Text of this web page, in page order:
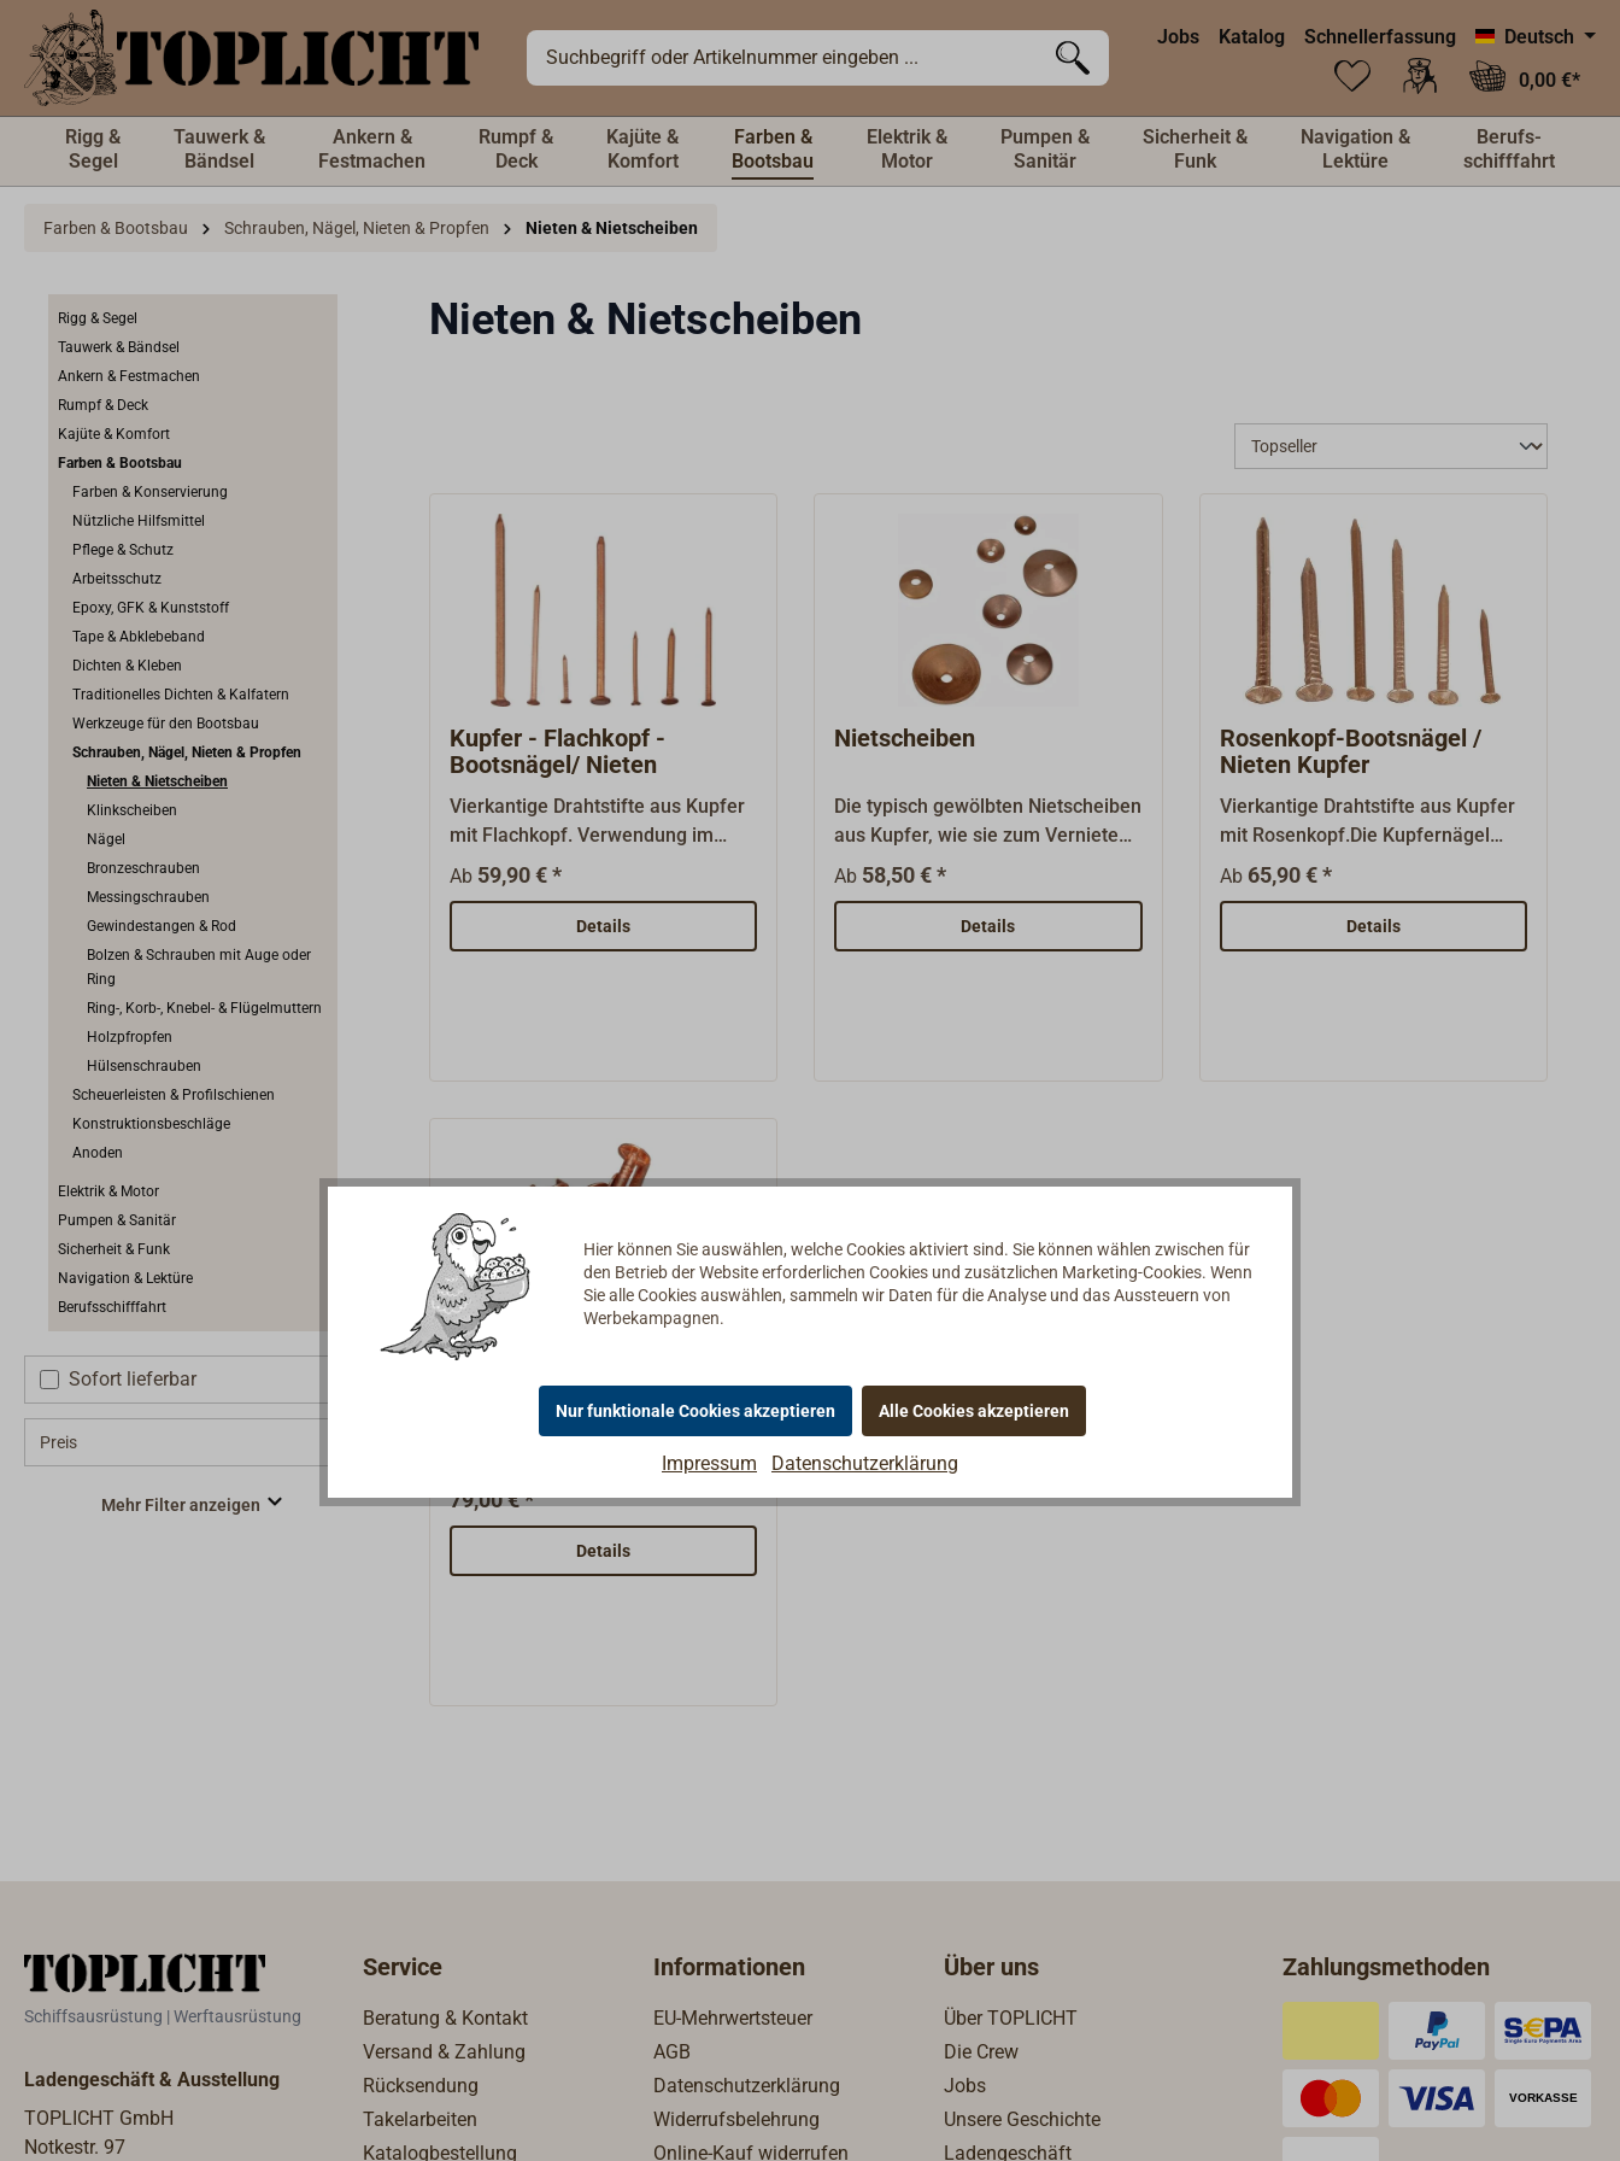
springen Jobs Katalog Schnellerfassung
Deutsch
0,00 €*
Rigg &
Segel
Tauwerk &
Bändsel
Ankern &
Festmachen
Rumpf &
Deck
Kajüte &
Komfort
Farben &
Bootsbau
Elektrik &
Motor
Pumpen &
Sanitär
Sicherheit &
Funk
Navigation &
Lektüre
Berufs-
schifffahrt
Farben & Bootsbau Schrauben, Nägel, Nieten & Propfen Nieten & Nietscheiben
Rigg & Segel
Tauwerk & Bändsel
Ankern & Festmachen
Rumpf & Deck
Kajüte & Komfort
Farben & Bootsbau
Farben & Konservierung
Nützliche Hilfsmittel
Pflege & Schutz
Arbeitsschutz
Epoxy, GFK & Kunststoff
Tape & Abklebeband
Dichten & Kleben
Traditionelles Dichten & Kalfatern
Werkzeuge für den Bootsbau
Schrauben, Nägel, Nieten & Propfen
Nieten & Nietscheiben
Klinkscheiben
Nägel
Bronzeschrauben
Messingschrauben
Gewindestangen & Rod
Bolzen & Schrauben mit Auge oder
Ring
Ring-, Korb-, Knebel- & Flügelmuttern
Holzpfropfen
Hülsenschrauben
Scheuerleisten & Profilschienen
Konstruktionsbeschläge
Anoden
Elektrik & Motor
Pumpen & Sanitär
Sicherheit & Funk
Navigation & Lektüre
Berufsschifffahrt
Sofort lieferbar
Preis
Mehr Filter anzeigen
Nieten & Nietscheiben
Kupfer - Flachkopf -
Bootsnägel/ Nieten
Vierkantige Drahtstifte aus Kupfer
mit Flachkopf. Verwendung im
Holzbootsbau als Nägel oder auch
als Kupfernieten (in Verbindung
mit unseren Kupfer-Nietscheiben).
Nur lieferbar in ganzen Paketen à 1
Ab 59,90 € *
Details
Nietscheiben
Die typisch gewölbten Nietscheiben
aus Kupfer, wie sie zum Vernieten
mit Kupfernieten (-nägeln) im
klassischen Holzbootsbau
verwendet werden. Passend zu
unseren Kupfer - Bootsnägeln. Die
Ab 58,50 € *
Details
Rosenkopf-Bootsnägel /
Nieten Kupfer
Vierkantige Drahtstifte aus Kupfer
mit Rosenkopf.Die Kupfernägel
werden im Holzbootsbau zum
Nageln und vor allem als
Kupfernieten zum Vernieten in
Verbindung mit unseren Kupfer -
Ab 65,90 € *
Details
Cu-Bootsnägel 3,0x25mm
1kg Pack- extra gr. Kopf
Kupfernagel mit großem flachen
Kopf für den traditionellen
zum Befestigen von Kupferblech
an den Rümpfen von Holzschiffen
verwendet. Das weiche,
Speziell für den maritimen Bereich
und den Außeneinsatz. 1 kg ~ 585
Stück
79,00 € *
Details
Schiffsausrüstung | Werftausrüstung
Ladengeschäft & Ausstellung
TOPLICHT GmbH
Notkestr. 97
Service
Beratung & Kontakt
Versand & Zahlung
Rücksendung
Takelarbeiten
Katalogbestellung
Informationen
EU-Mehrwertsteuer
AGB
Datenschutzerklärung
Widerrufsbelehrung
Online-Kauf widerrufen
Über uns
Über TOPLICHT
Die Crew
Jobs
Unsere Geschichte
Ladengeschäft
Zahlungsmethoden
Hier können Sie auswählen, welche Cookies aktiviert sind. Sie können wählen zwischen für
den Betrieb der Website erforderlichen Cookies und zusätzlichen Marketing-Cookies. Wenn
Sie alle Cookies auswählen, sammeln wir Daten für die Analyse und das Aussteuern von
Werbekampagnen.
Nur funktionale Cookies akzeptieren Alle Cookies akzeptieren
Impressum Datenschutzerklärung